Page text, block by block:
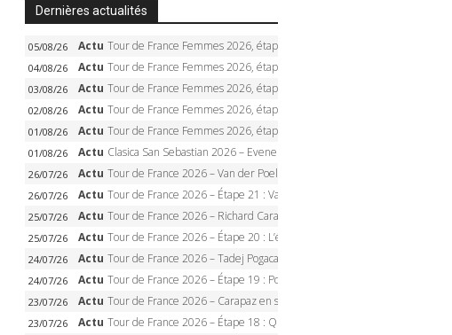
Dernières actualités
05/08/26 Actu Tour de France Femmes 2026, étape 5 – Demi Vollering gagne à Belleville, Reusser en jaune, Ferrand-Prévot coule
04/08/26 Actu Tour de France Femmes 2026, étape 4 – Marlen Reusser écrase le chrono, Ferrand-Prévot en crise
03/08/26 Actu Tour de France Femmes 2026, étape 3 – Sigrid Haugset en solitaire, 88 km d’échappée, maillot jaune
02/08/26 Actu Tour de France Femmes 2026, étape 2 – Lorena Wiebes doublé à Genève, Markus héroïque, 7e record
01/08/26 Actu Tour de France Femmes 2026, étape 1 – Lorena Wiebes intouchable à Lausanne, premier maillot jaune
01/08/26 Actu Clasica San Sebastian 2026 – Evenepoel recordman, 4e victoire, Carapaz battu au sprint
26/07/26 Actu Tour de France 2026 – Van der Poel monumental à Paris, Pogacar égale le record des cinq sacres
26/07/26 Actu Tour de France 2026 – Étape 21 : Van der Poel, Pogacar, qui succédera à Wout van Aert sur les Champs-Elysées ?
25/07/26 Actu Tour de France 2026 – Richard Carapaz roi des Alpes, doublé et maillot à pois, Seixas perd le podium
25/07/26 Actu Tour de France 2026 – Étape 20 : L’étape reine, Galibier, Sarenne, Alpe d’Huez, qui succédera à Pogacar ?
24/07/26 Actu Tour de France 2026 – Tadej Pogacar dompte l’Alpe d’Huez, 5e victoire, record de Pantani pulvérisé
24/07/26 Actu Tour de France 2026 – Étape 19 : Pogacar peut-il enfin dompter l’Alpe d’Huez ?
23/07/26 Actu Tour de France 2026 – Carapaz en solitaire à Orcières-Merlette, Paret-Peintre à un point du maillot à pois
23/07/26 Actu Tour de France 2026 – Étape 18 : Qui domptera Orcières-Merlette, première marche vers l’Alpe d’Huez ?